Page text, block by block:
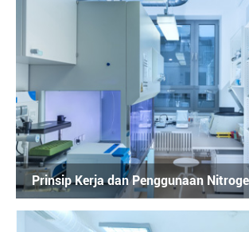
Prinsip Kerja dan Penggunaan